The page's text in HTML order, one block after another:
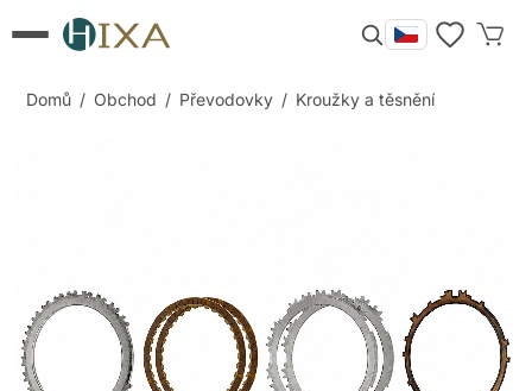
Domů / Obchod / Převodovky / Kroužky a těsnění